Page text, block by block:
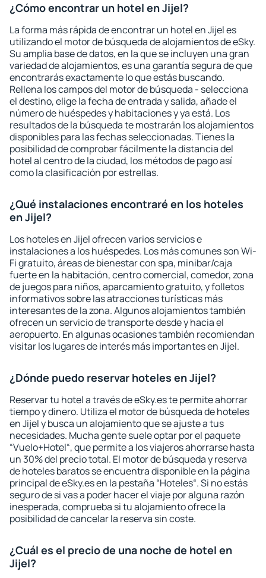
¿Cómo encontrar un hotel en Jijel?
La forma más rápida de encontrar un hotel en Jijel es
utilizando el motor de búsqueda de alojamientos de eSky.
Su amplia base de datos, en la que se incluyen una gran
variedad de alojamientos, es una garantía segura de que
encontrarás exactamente lo que estás buscando.
Rellena los campos del motor de búsqueda - selecciona
el destino, elige la fecha de entrada y salida, añade el
número de huéspedes y habitaciones y ya está. Los
resultados de la búsqueda te mostrarán los alojamientos
disponibles para las fechas seleccionadas. Tienes la
posibilidad de comprobar fácilmente la distancia del
hotel al centro de la ciudad, los métodos de pago así
como la clasificación por estrellas.
¿Qué instalaciones encontraré en los hoteles
en Jijel?
Los hoteles en Jijel ofrecen varios servicios e
instalaciones a los huéspedes. Los más comunes son Wi-
Fi gratuito, áreas de bienestar con spa, minibar/caja
fuerte en la habitación, centro comercial, comedor, zona
de juegos para niños, aparcamiento gratuito, y folletos
informativos sobre las atracciones turísticas más
interesantes de la zona. Algunos alojamientos también
ofrecen un servicio de transporte desde y hacia el
aeropuerto. En algunas ocasiones también recomiendan
visitar los lugares de interés más importantes en Jijel.
¿Dónde puedo reservar hoteles en Jijel?
Reservar tu hotel a través de eSky.es te permite ahorrar
tiempo y dinero. Utiliza el motor de búsqueda de hoteles
en Jijel y busca un alojamiento que se ajuste a tus
necesidades. Mucha gente suele optar por el paquete
“Vuelo+Hotel“, que permite a los viajeros ahorrarse hasta
un 30% del precio total. El motor de búsqueda y reserva
de hoteles baratos se encuentra disponible en la página
principal de eSky.es en la pestaña “Hoteles“. Si no estás
seguro de si vas a poder hacer el viaje por alguna razón
inesperada, comprueba si tu alojamiento ofrece la
posibilidad de cancelar la reserva sin coste.
¿Cuál es el precio de una noche de hotel en
Jijel?